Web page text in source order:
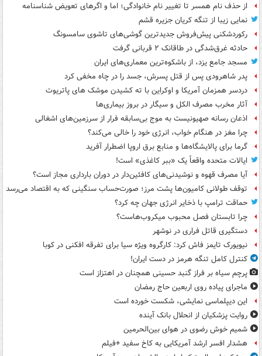
از حذف نام همسر تا تغییر نام خانوادگی؛ اما و اگرهای تعویض شناسنامه
نمایی زیبا از تنگه کریان جزیره قشم
رکوردشکنی پیش‌فروش جدیدترین گوشی‌های تاشوی سامسونگ
حادثه غرق‌شدگی در طاقانک ۲ قربانی گرفت
مسجد جامع یزد، از باشکوه‌ترین معماری‌های ایران
پدر شاهرودی پس از قتل پسرش، جسد را در چاه مخفی کرد
دردسر همزمان آمریکا و اوکراین با ته کشیدن موشک های پاتریوت
آثار مخرب مصرف الکل و سیگار در بروز بیماری‌ها
اذعان رسانه صهیونیست به موج بی‌سابقه فرار از سرزمین‌های اشغالی
چرا مغز در هنگام خواب، انرژی خود را خالی می‌کند؟
گرما برای پالایشگاه‌ها و منابع برق اروپا اضطرار آفرید
ایالات متحده واقعاً یک «ببر کاغذی» است!
آیا مصرف قهوه و نوشیدنی‌های کافئین‌دار در دوران بارداری مجاز است؟
توقف طولانی کامیون‌ها پشت مرز؛ صورت‌حساب سنگینی که به اقتصاد می‌رسد
حماقت ترامپ با ذخایر انرژی جهان چه کرد؟
چرا تابستان فصل محبوب میکروب‌هاست؟
دستگیری قاتل فراری در نوشهر
نیویورک تایمز فاش کرد: کارگروه ویژه سیا برای تفرقه افکنی در کوبا
کنترل کامل تنگه هرمز در دست ایران!
پرچم سیاه بر فراز گنبد حسینی همچنان در اهتزاز است
ماجرای پیاده روی اربعین حاج رمضان
این دیپلماسی نمایشی، شکست خورده است
روایت پزشکیان از انحلال بانک آینده
شمیم خوش رضوی در هوای بین‌الحرمین
هشدار افسر ارشد آمریکایی به کاخ سفید +فیلم